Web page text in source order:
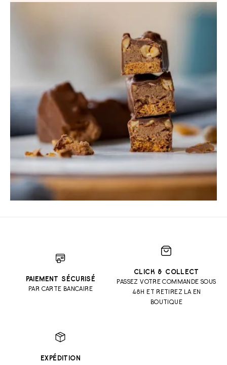
PAIEMENT SÉCURISÉ
PAR CARTE BANCAIRE
CLICK & COLLECT
PASSEZ VOTRE COMMANDE SOUS
48H ET RETIREZ LA EN
BOUTIQUE
EXPÉDITION